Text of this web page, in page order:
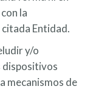
la
Entidad.
y/o
dispositivos
mecanismos de